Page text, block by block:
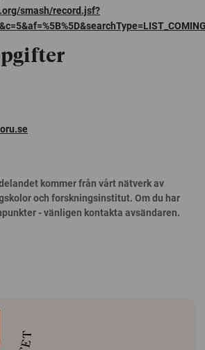
smash/record.jsf?
kommer från vårt nätverk av
och forskningsinstitut. Om du har
- vänligen kontakta avsändaren.